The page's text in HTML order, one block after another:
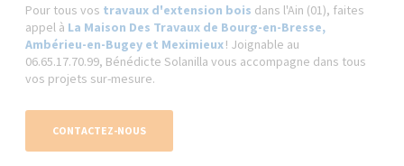
Pour tous vos travaux d'extension bois dans l'Ain (01), faites
appel à La Maison Des Travaux de Bourg-en-Bresse,
Ambérieu-en-Bugey et Meximieux! Joignable au
06.65.17.70.99, Bénédicte Solanilla vous accompagne dans tous
vos projets sur-mesure.
CONTACTEZ-NOUS